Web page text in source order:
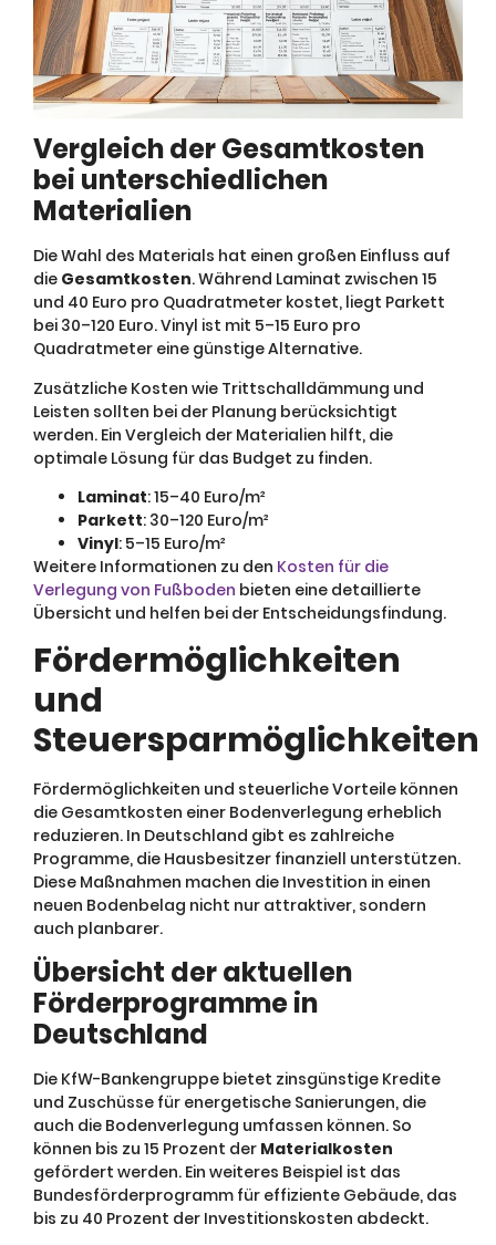
Vergleich der Gesamtkosten
bei unterschiedlichen
Materialien
Die Wahl des Materials hat einen großen Einfluss auf
die Gesamtkosten. Während Laminat zwischen 15
und 40 Euro pro Quadratmeter kostet, liegt Parkett
bei 30–120 Euro. Vinyl ist mit 5–15 Euro pro
Quadratmeter eine günstige Alternative.
Zusätzliche Kosten wie Trittschalldämmung und
Leisten sollten bei der Planung berücksichtigt
werden. Ein Vergleich der Materialien hilft, die
optimale Lösung für das Budget zu finden.
Laminat: 15–40 Euro/m²
Parkett: 30–120 Euro/m²
Vinyl: 5–15 Euro/m²
Weitere Informationen zu den Kosten für die
Verlegung von Fußboden bieten eine detaillierte
Übersicht und helfen bei der Entscheidungsfindung.
Fördermöglichkeiten
und
Steuersparmöglichkeiten
Fördermöglichkeiten und steuerliche Vorteile können
die Gesamtkosten einer Bodenverlegung erheblich
reduzieren. In Deutschland gibt es zahlreiche
Programme, die Hausbesitzer finanziell unterstützen.
Diese Maßnahmen machen die Investition in einen
neuen Bodenbelag nicht nur attraktiver, sondern
auch planbarer.
Übersicht der aktuellen
Förderprogramme in
Deutschland
Die KfW-Bankengruppe bietet zinsgünstige Kredite
und Zuschüsse für energetische Sanierungen, die
auch die Bodenverlegung umfassen können. So
können bis zu 15 Prozent der Materialkosten
gefördert werden. Ein weiteres Beispiel ist das
Bundesförderprogramm für effiziente Gebäude, das
bis zu 40 Prozent der Investitionskosten abdeckt.